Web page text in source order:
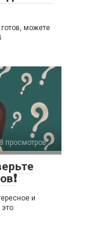
можете
просмотров
и